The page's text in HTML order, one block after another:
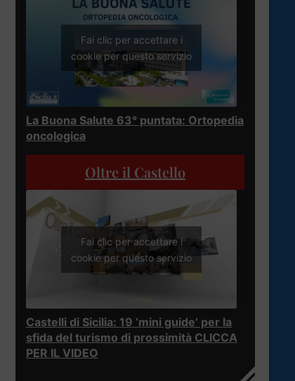
Fai clic per accettare i
cookie per questo servizio
La Buona Salute 63° puntata: Ortopedia
oncologica
Oltre il Castello
Fai clic per accettare i
cookie per questo servizio
Castelli di Sicilia: 19 ‘mini guide’ per la
sfida del turismo di prossimità CLICCA
PER IL VIDEO